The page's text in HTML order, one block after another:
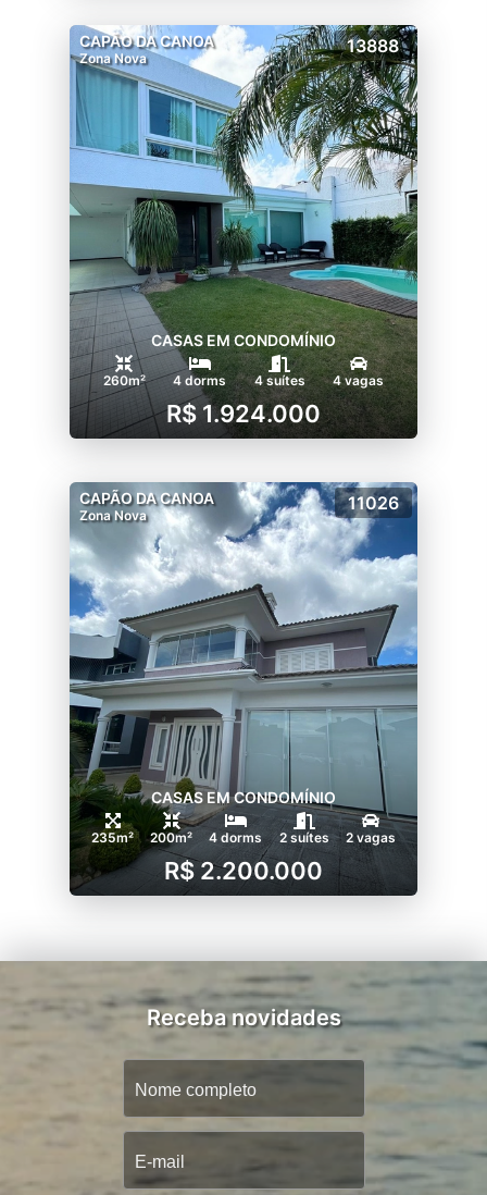
CAPÃO DA CANOA
Zona Nova
13888
CASAS EM CONDOMÍNIO
260m² 4 dorms 4 suítes 4 vagas
R$ 1.924.000
CAPÃO DA CANOA
Zona Nova
11026
CASAS EM CONDOMÍNIO
235m² 200m² 4 dorms 2 suítes 2 vagas
R$ 2.200.000
Receba novidades